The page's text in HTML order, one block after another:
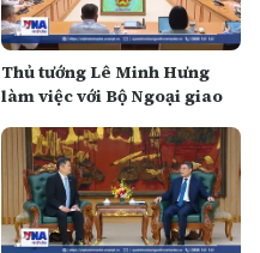
Thủ tướng Lê Minh Hưng
làm việc với Bộ Ngoại giao